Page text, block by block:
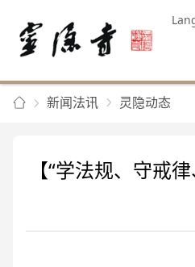
新闻法讯 灵隐动态
【“学法规、守戒